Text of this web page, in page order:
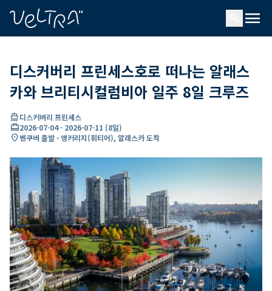
menu
디스커버리 프린세스호로 떠나는 알래스
카와 브리티시컬럼비아 일주 8일 크루즈
directions_boat디스커버리 프린세스
card_travel2026-07-04- 2026-07-11 (8일)
location_on벤쿠버 출발 - 앵커리지(휘티어), 알래스카 도착